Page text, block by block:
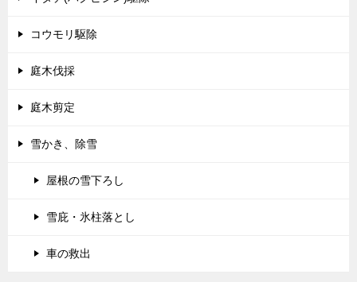
コウモリ駆除
庭木伐採
庭木剪定
雪かき、除雪
屋根の雪下ろし
雪庇・氷柱落とし
車の救出